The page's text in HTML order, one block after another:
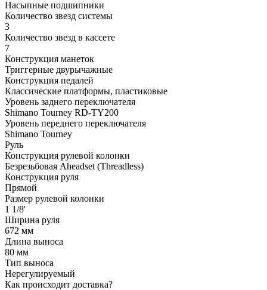
Насыпные подшипники
Количество звезд системы
3
Количество звезд в кассете
7
Конструкция манеток
Триггерные двурычажные
Конструкция педалей
Классические платформы, пластиковые
Уровень заднего переключателя
Shimano Tourney RD-TY200
Уровень переднего переключателя
Shimano Tourney
Руль
Конструкция рулевой колонки
Безрезьбовая Aheadset (Threadless)
Конструкция руля
Прямой
Размер рулевой колонки
1 1/8'
Ширина руля
672 мм
Длина выноса
80 мм
Тип выноса
Нерегулируемый
Как происходит доставка?